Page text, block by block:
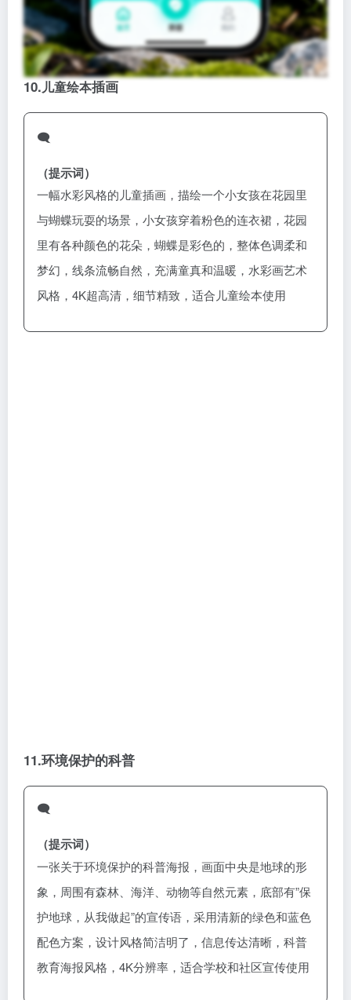
10.儿童绘本插画
🗨️
（提示词）
一幅水彩风格的儿童插画，描绘一个小女孩在花园里
与蝴蝶玩耍的场景，小女孩穿着粉色的连衣裙，花园
里有各种颜色的花朵，蝴蝶是彩色的，整体色调柔和
梦幻，线条流畅自然，充满童真和温暖，水彩画艺术
风格，4K超高清，细节精致，适合儿童绘本使用
11.环境保护的科普
🗨️
（提示词）
一张关于环境保护的科普海报，画面中央是地球的形
象，周围有森林、海洋、动物等自然元素，底部有”保
护地球，从我做起”的宣传语，采用清新的绿色和蓝色
配色方案，设计风格简洁明了，信息传达清晰，科普
教育海报风格，4K分辨率，适合学校和社区宣传使用